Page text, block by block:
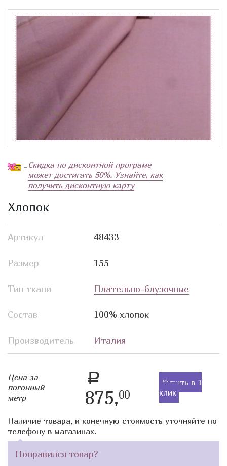
- Скидка по дисконтной програме
может достигать 50%. Узнайте, как
получить дисконтную карту
Хлопок
Артикул 48433
Размер 155
Тип ткани Плательно-блузочные
Состав 100% хлопок
Производитель Италия
Цена за
погонный
метр
a
875,00
Купить в 1
клик
Наличие товара, и конечную стоимость уточняйте по
телефону в магазинах.
Понравился товар?